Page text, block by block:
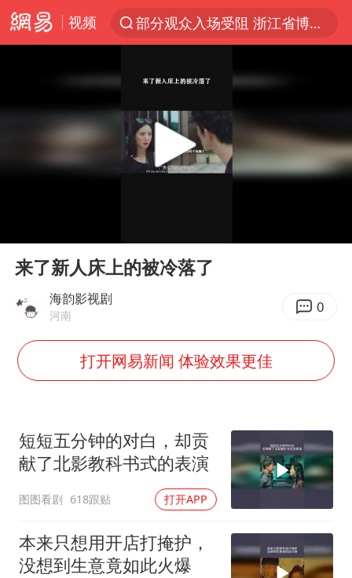
视频
部分观众入场受阻 浙江省博物馆致歉
U17国足三战全胜
张帅不敌萨巴伦卡无缘多伦多站16强
男子结婚8年发现3个女儿均非亲生
我国编制完成新版全月地质图
毛宁转发梯田音乐会视频海外网友赞叹
巡查组提问 工作人员偷用手机查答案
美股三大指数集体收跌 西数跌超13%
现代版摸金校尉落网查获400多枚古币
多地要求领导干部带头休假
消费新图景｜多举措提升消费体验 释放夏日经济活力
奋进开新局 实干挑大梁
Play
来了新人床上的被冷落了
海韵影视剧
河南 0
打开网易新闻 体验效果更佳
短短五分钟的对白，却贡
献了北影教科书式的表演
图图看剧 618跟贴 打开APP
本来只想用开店打掩护，
没想到生意竟如此火爆